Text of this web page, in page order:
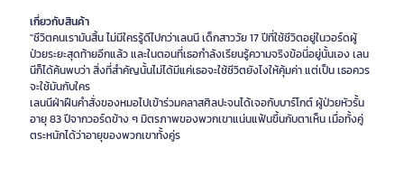
เกี่ยวกับสินค้า
"ชีวิตคนเรามันสิ้น ไม่มีใครรู้ดีไปกว่าเลนนี เด็กสาววัย 17 ปีที่ใช้ชีวิตอยู่ในวอร์ดผู้
ป่วยระยะสุดท้ายอีกแล้ว และในตอนที่เธอกำลังเรียนรู้ความจริงข้อนี่อยู่นั้นเอง เลน
นีก็ได้ค้นพบว่า สิ่งที่สำคัญนั้นไม่ได้มีแค่เธอจะใช้ชีวิตยังไงให้คุ้มค่า แต่เป็น เธอควร
จะใช้มันกับใคร
เลนนีฝ่าฝืนคำสั่งของหมอไปเข้าร่วมคลาสศิลปะจนได้เจอกับบาร์โกต์ ผู้ป่วยหัวรั้น
อายุ 83 ปีจากวอร์ดข้าง ๆ มิตรภาพของพวกเขาแน่นแฟ้นขึ้นกับตาเห็น เมื่อทั้งคู่
ตระหนักได้ว่าอายุของพวกเขาทั้งคู่ร